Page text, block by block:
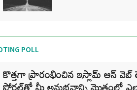
POLL
కొత్తగా ప్రారంభించిన ఇస్లామ్ ఆన్ వెబ్